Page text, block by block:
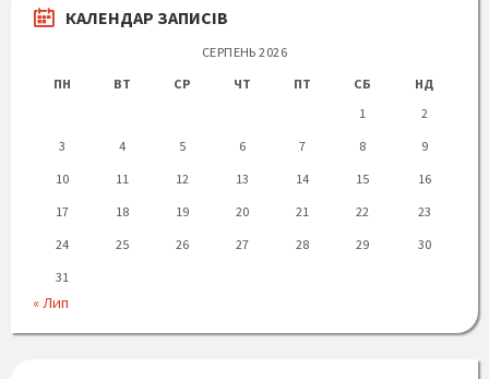
КАЛЕНДАР ЗАПИСІВ
СЕРПЕНЬ 2026
ПН
ВТ СР ЧТ ПТ СБ
НД
1
2
3
4 5 6 7 8
9
10
11 12 13 14 15
16
17
18 19 20 21 22
23
24
25 26 27 28 29
30
31
« Лип